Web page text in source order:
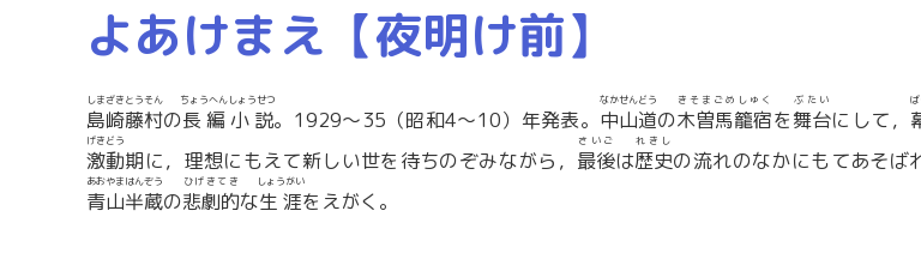
よあけまえ【夜明け前】
島崎藤村
しまざきとうそん
の長編小説
ちょうへんしょうせつ
。1929〜35（昭和4〜10）年発表。 中山道
なかせんどう
の木曽馬籠宿
きそまごめしゅく
を舞台
ぶたい
にして，
激動
げきどう
期に，理想にもえて新しい世を待ちのぞみながら， 最後
さいご
は歴史
れきし
の流れのなかにもてあそば
青山半蔵
あおやまはんぞう
の悲劇的
ひげきてき
な生涯
しょうがい
をえがく。